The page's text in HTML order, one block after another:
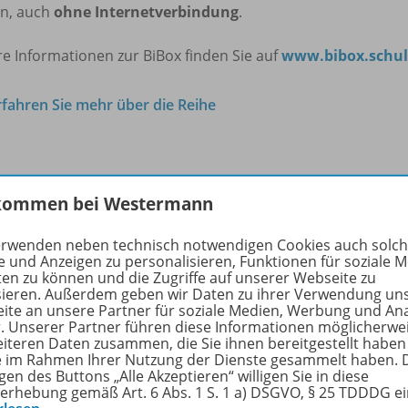
auch ohne Internetverbindung.
Informationen zur BiBox finden Sie aufwww.bibox.schul
Sie mehr über die Reihe
Klassensatz PrintPlus (1 Schuljahr) -
und Lehrkräfte können den Klassensatz PrintPlus
eingeführt ist. Der Klassensatz PrintPlus berechtigt
innen (1 Schuljahr) durch eine Klasse mit bis zu 35
der BiBox-Einzellizenz für Schüler/-innen ist nur für
der Westermann Gruppe möglich. Eine
bei Westermann
neben technisch notwendigen Cookies auch
und Anzeigen zu personalisieren, Funktionen für soziale
zu können und die Zugriffe auf unserer Webseite zu
Außerdem geben wir Daten zu ihrer Verwendung
an unsere Partner für soziale Medien, Werbung und
Unserer Partner führen diese Informationen
Daten zusammen, die Sie ihnen bereitgestellt
im Rahmen Ihrer Nutzung der Dienste gesammelt haben.
des Buttons „Alle Akzeptieren“ willigen Sie in diese
gemäß Art. 6 Abs. 1 S. 1 a) DSGVO, § 25 TDDDG